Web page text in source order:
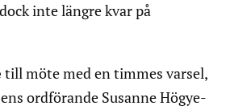
inte längre kvar på
till möte med en timmes varsel,
ordförande Susanne Högye-